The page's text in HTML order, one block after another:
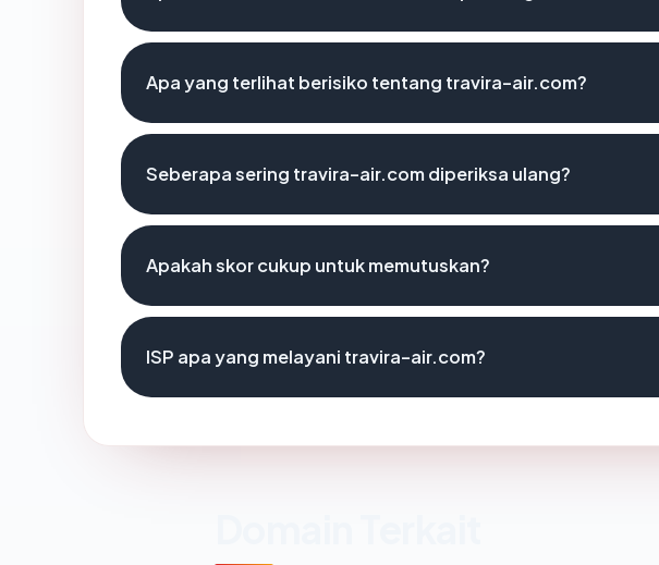
Apa yang terlihat berisiko tentang travira-air.com?
Seberapa sering travira-air.com diperiksa ulang?
Apakah skor cukup untuk memutuskan?
ISP apa yang melayani travira-air.com?